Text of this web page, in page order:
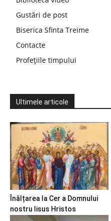
Gustări de post
Biserica Sfinta Treime
Contacte
Profețiile timpului
Ultimele articole
Înălțarea la Cer a Domnului
nostru Iisus Hristos